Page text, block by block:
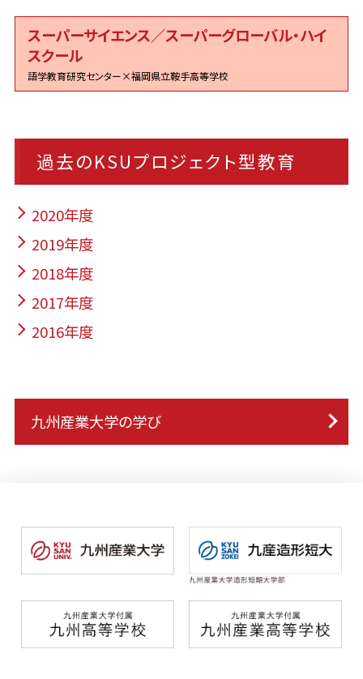
スーパーサイエンス／スーパーグローバル・ハイ
スクール
語学教育研究センター×福岡県立鞍手高等学校
過去のKSUプロジェクト型教育
2020年度
2019年度
2018年度
2017年度
2016年度
九州産業大学の学び